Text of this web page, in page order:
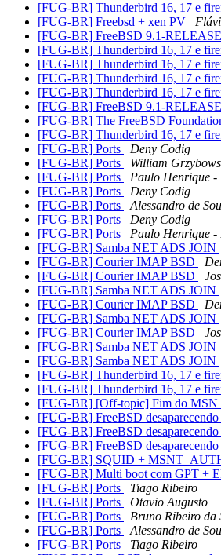
[FUG-BR] Thunderbird 16, 17 e
[FUG-BR] Freebsd + xen PV
[FUG-BR] FreeBSD 9.1-
[FUG-BR] Thunderbird 16, 17 e
[FUG-BR] Thunderbird 16, 17 e
[FUG-BR] Thunderbird 16, 17 e
[FUG-BR] Thunderbird 16, 17 e
[FUG-BR] FreeBSD 9.1-
[FUG-BR] The FreeBSD
[FUG-BR] Thunderbird 16, 17 e
[FUG-BR] Ports
Deny Codig
[FUG-BR] Ports
William
[FUG-BR] Ports
Paulo Henrique -
[FUG-BR] Ports
Deny Codig
[FUG-BR] Ports
Alessandro de
[FUG-BR] Ports
Deny Codig
[FUG-BR] Ports
Paulo Henrique -
[FUG-BR] Samba NET ADS JOIN
[FUG-BR] Courier IMAP BSD
[FUG-BR] Courier IMAP BSD
[FUG-BR] Samba NET ADS JOIN
[FUG-BR] Courier IMAP BSD
[FUG-BR] Samba NET ADS JOIN
[FUG-BR] Courier IMAP BSD
[FUG-BR] Samba NET ADS JOIN
[FUG-BR] Samba NET ADS JOIN
[FUG-BR] Thunderbird 16, 17 e
[FUG-BR] Thunderbird 16, 17 e
[FUG-BR] [Off-topic] Fim do MSN
[FUG-BR] FreeBSD
[FUG-BR] FreeBSD
[FUG-BR] FreeBSD
[FUG-BR] SQUID +
[FUG-BR] Multi boot com GPT +
[FUG-BR] Ports
Tiago Ribeiro
[FUG-BR] Ports
Otavio Augusto
[FUG-BR] Ports
Bruno Ribeiro da
[FUG-BR] Ports
Alessandro de
[FUG-BR] Ports
Tiago Ribeiro